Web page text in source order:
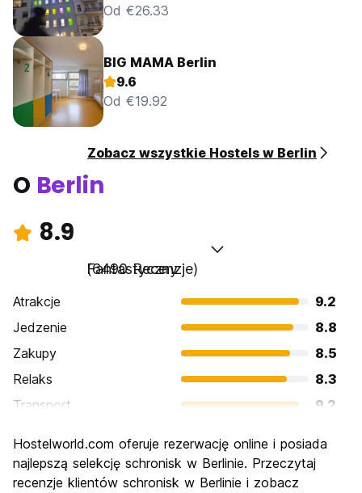
Od €26.33
BIG MAMA Berlin
9.6
Od €19.92
Zobacz wszystkie Hostels w Berlin
O Berlin
8.9
Fantastyczny
(6490 Recenzje)
Atrakcje
9.2
Jedzenie
8.8
Zakupy
8.5
Relaks
8.3
Transport
9.2
Kultura
Imprezy
Hostelworld.com oferuje rezerwację online i posiada
najlepszą selekcję schronisk w Berlinie. Przeczytaj
recenzje klientów schronisk w Berlinie i zobacz